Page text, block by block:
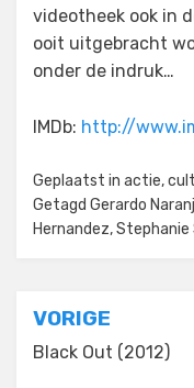
videotheek ook in
ooit uitgebracht
onder de indruk…
IMDb: http://
Geplaatst in actie,cult
Getagd Gerardo
Hernandez,Stephanie
Bericht
navigatie
VORIGE
Black Out (2012)